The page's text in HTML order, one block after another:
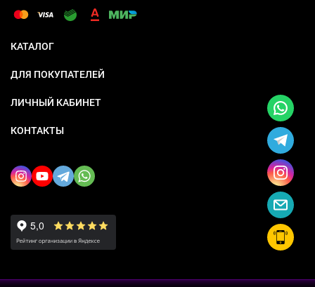
КАТАЛОГ
ДЛЯ ПОКУПАТЕЛЕЙ
ЛИЧНЫЙ КАБИНЕТ
КОНТАКТЫ